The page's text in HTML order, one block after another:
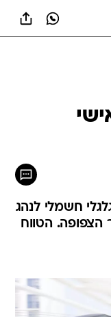
חשמלי לנהג
הצפופה. הטווח